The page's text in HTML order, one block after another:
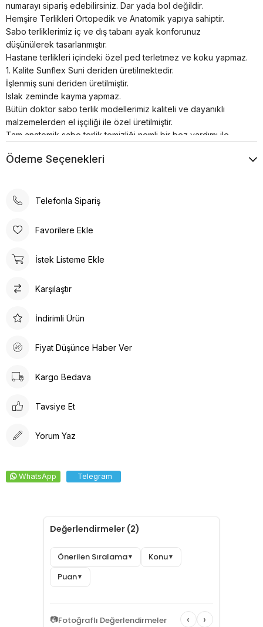
numarayı sipariş edebilirsiniz. Dar yada bol değildir.
Hemşire Terlikleri Ortopedik ve Anatomik yapıya sahiptir.
Sabo terliklerimiz iç ve dış tabanı ayak konforunuz
düşünülerek tasarlanmıştır.
Hastane terlikleri içindeki özel ped terletmez ve koku yapmaz.
1. Kalite Sunflex Suni deriden üretilmektedir.
İşlenmiş suni deriden üretilmiştir.
Islak zeminde kayma yapmaz.
Bütün doktor sabo terlik modellerimiz kaliteli ve dayanıklı
malzemelerden el işçiliği ile özel üretilmiştir.
Tam anatomik sabo terlik temizliği nemli bir bez yardımı ile
Airmax sabo terlikler; hastanelerde, restoranlarda, otellerde,
konforlu bir deneyim sunar. Günlük kullanım için ideal olan bu
Ortopedik taban desteği ile ayak sağlığınızı düşünerek
sunar. İç tabanında kullanılan suni deri malzeme ayağınızın
Kalın topuklu tasarım, dengeli ve rahat bir yürüyüş deneyimi
Ödeme Seçenekleri
Telefonla Sipariş
Favorilere Ekle
İstek Listeme Ekle
Karşılaştır
İndirimli Ürün
Fiyat Düşünce Haber Ver
Kargo Bedava
Tavsiye Et
Yorum Yaz
WhatsApp Telegram
Değerlendirmeler (2)
Önerilen Sıralama▼ Konu▼
Puan▼
📷Fotoğraflı Değerlendirmeler ‹ ›